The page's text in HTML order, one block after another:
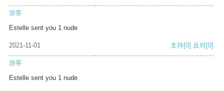
游客
Estelle sent you 1 nude
2021-11-01 支持[0] 反对[0]
游客
Estelle sent you 1 nude